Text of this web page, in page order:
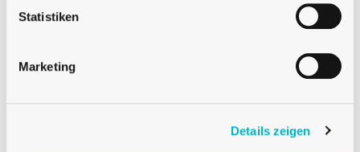
Statistiken
Marketing
Details zeigen
Beschreibung